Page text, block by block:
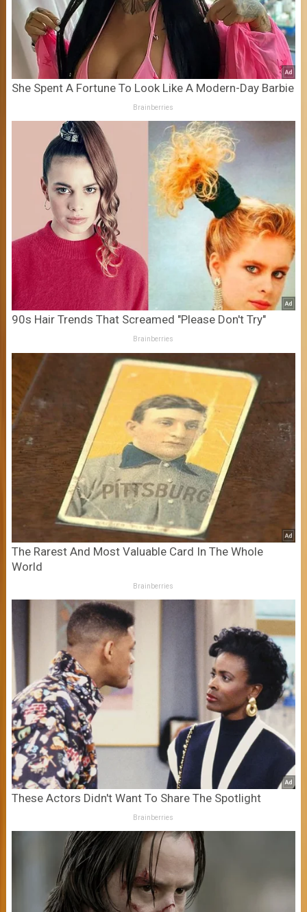
She Spent A Fortune To Look Like A Modern-Day Barbie
Brainberries
90s Hair Trends That Screamed "Please Don't Try"
Brainberries
The Rarest And Most Valuable Card In The Whole
World
Brainberries
These Actors Didn't Want To Share The Spotlight
Brainberries